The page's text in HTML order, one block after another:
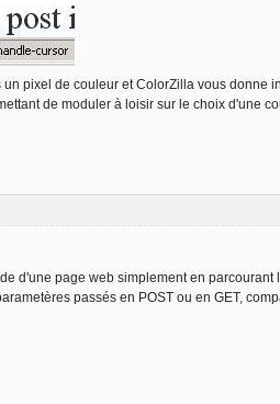
pixel de couleur et ColorZilla vous donne
de moduler à loisir sur le choix d'une
d'une page web simplement en parcourant
passés en POST ou en GET,